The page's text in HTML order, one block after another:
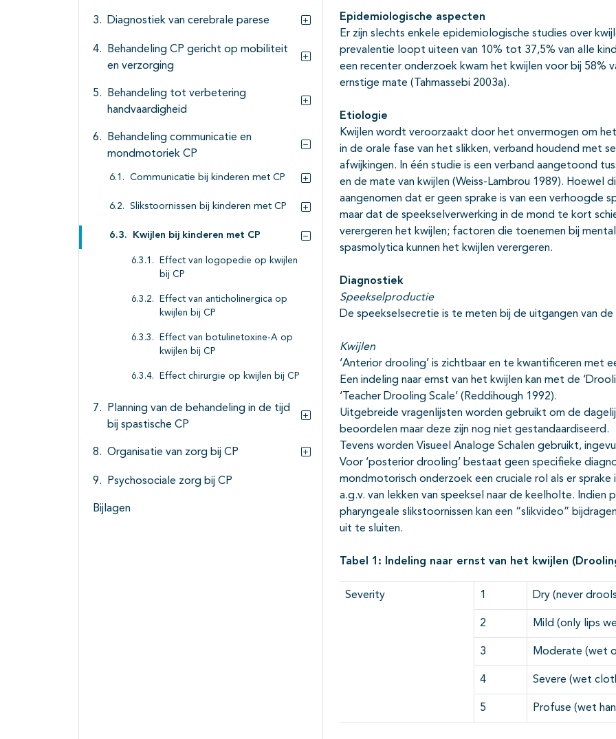
Diagnostiek van cerebrale parese
Subpagina's open- en dichtklappen
Behandeling CP gericht op mobiliteit
en verzorging
Behandeling tot verbetering
handvaardigheid
Subpagina's open- en dichtklappen
Behandeling communicatie en
mondmotoriek CP
Subpagina's open- en dichtklappen
Communicatie bij kinderen met CP
Subpagina's open- en dichtklappen
Slikstoornissen bij kinderen met CP
Subpagina's open- en dichtklappen
Kwijlen bij kinderen met CP
Subpagina's open- en dichtklappen
Effect van logopedie op kwijlen
bij CP
Effect van anticholinergica op
kwijlen bij CP
Effect van botulinetoxine-A op
kwijlen bij CP
Effect chirurgie op kwijlen bij CP
Planning van de behandeling in de tijd
bij spastische CP
Subpagina's open- en dichtklappen
Organisatie van zorg bij CP
Subpagina's open- en dichtklappen
Psychosociale zorg bij CP
Bijlagen
Epidemiologische aspecten
Er zijn slechts enkele epidemiologische studies over
prevalentie loopt uiteen van 10% tot 37,5% van alle
een recenter onderzoek kwam het kwijlen voor bij 58%
ernstige mate (Tahmassebi 2003a).
Etiologie
Kwijlen wordt veroorzaakt door het onvermogen om
in de orale fase van het slikken, verband houdend met
afwijkingen. In één studie is een verband aangetoond
en de mate van kwijlen (Weiss-Lambrou 1989).
aangenomen dat er geen sprake is van een verhoogde
maar dat de speekselverwerking in de mond te kort
verergeren het kwijlen; factoren die toenemen bij
spasmolytica kunnen het kwijlen verergeren.
Diagnostiek
Speekselproductie
De speekselsecretie is te meten bij de uitgangen van
Kwijlen
‘Anterior drooling’ is zichtbaar en te kwantificeren
Een indeling naar ernst van het kwijlen kan met de
‘Teacher Drooling Scale’ (Reddihough 1992).
Uitgebreide vragenlijsten worden gebruikt om de
beoordelen maar deze zijn nog niet gestandaardiseerd.
Tevens worden Visueel Analoge Schalen gebruikt,
Voor ‘posterior drooling’ bestaat geen specifieke
mondmotorisch onderzoek een cruciale rol als er sprake
a.g.v. van lekken van speeksel naar de keelholte.
pharyngeale slikstoornissen kan een “slikvideo”
uit te sluiten.
Tabel 1: Indeling naar ernst van het kwijlen
Severity 1 Dry (never
2 Mild (only lips
3 Moderate (wet
4 Severe (wet
5 Profuse (wet